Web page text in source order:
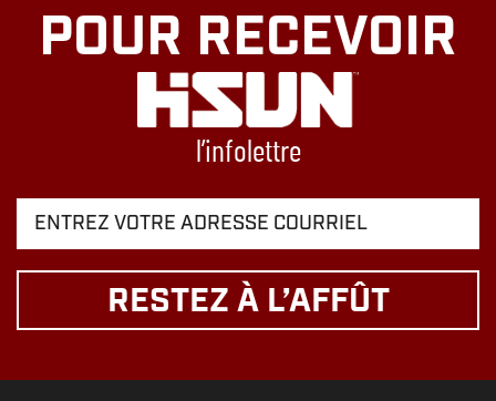
POUR RECEVOIR
l’infolettre
RESTEZ À L’AFFÛT